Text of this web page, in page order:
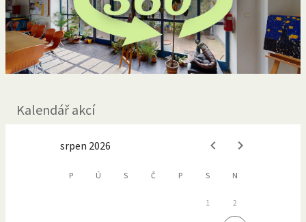
Kalendář akcí
srpen 2026
P Ú S Č P S N
1 2